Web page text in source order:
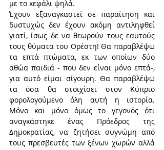
με το κεφάλι ψηλά.
Έχουν εξαναγκαστεί σε παραίτηση και
δυστυχώς δεν έχουν ακόμη αντιληφθεί
γιατί, ίσως δε να θεωρούν τους εαυτούς
τους θύματα του Ορέστη! Θα παραβλέψω
τα επτά πτώματα, εκ των οποίων δύο
αθώα παιδιά - που δεν είναι μόνο επτά-,
για αυτό είμαι σίγουρη. Θα παραβλέψω
τα όσα θα στοιχίσει στον Κύπριο
φορολογούμενο όλη αυτή η ιστορία.
Μόνο και μόνο όμως το γεγονός ότι
αναγκάστηκε ένας Πρόεδρος της
Δημοκρατίας, να ζητήσει συγνώμη από
τους πρεσβευτές των ξένων χωρών αλλά